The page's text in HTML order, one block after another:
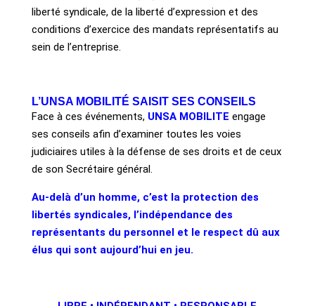
liberté syndicale, de la liberté d’expression et des
conditions d’exercice des mandats représentatifs au
sein de l’entreprise.
L’UNSA MOBILITÉ SAISIT SES CONSEILS
Face à ces événements, UNSA MOBILITE engage
ses conseils afin d’examiner toutes les voies
judiciaires utiles à la défense de ses droits et de ceux
de son Secrétaire général.
Au-delà d’un homme, c’est la protection des
libertés syndicales, l’indépendance des
représentants du personnel et le respect dû aux
élus qui sont aujourd’hui en jeu.